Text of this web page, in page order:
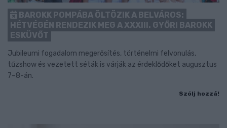
BAROKK POMPÁBA ÖLTÖZIK A BELVÁROS:
HÉTVÉGÉN RENDEZIK MEG A XXXIII. GYŐRI BAROKK
ESKÜVŐT
Jubileumi fogadalom megerősítés, történelmi felvonulás,
tűzshow és vezetett séták is várják az érdeklődőket augusztus
7–8-án.
Szólj hozzá!